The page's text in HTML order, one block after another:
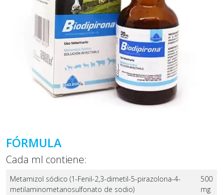
FÓRMULA
Cada ml contiene:
Metamizol sódico (1-Fenil-2,3-dimetil-5-pirazolona-4-
metilaminometanosulfonato de sodio)
500
mg